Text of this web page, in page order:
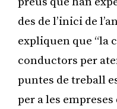
des de l’inici de
expliquen que “la
conductors per
puntes de treball
per a les empreses